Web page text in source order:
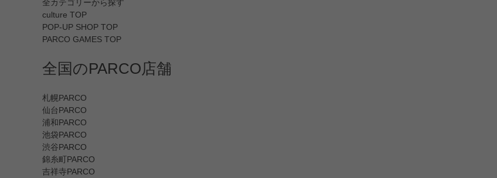
全カテゴリーから探す
culture TOP
POP-UP SHOP TOP
PARCO GAMES TOP
全国のPARCO店舗
札幌PARCO
仙台PARCO
浦和PARCO
池袋PARCO
渋谷PARCO
錦糸町PARCO
吉祥寺PARCO